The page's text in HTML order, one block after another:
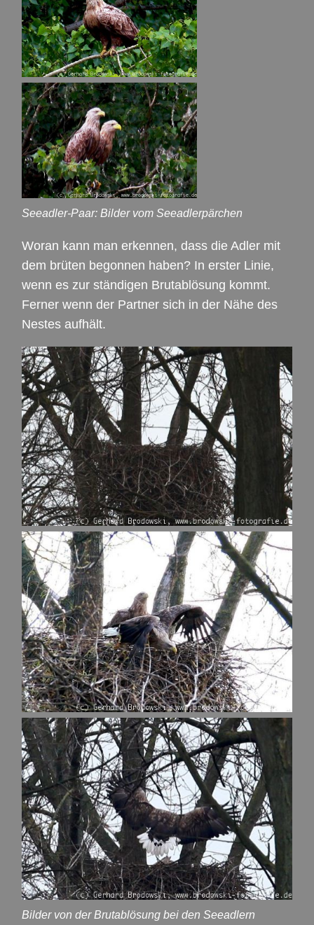
Seeadler-Paar: Bilder vom Seeadlerpärchen
Woran kann man erkennen, dass die Adler mit
dem brüten begonnen haben? In erster Linie,
wenn es zur ständigen Brutablösung kommt.
Ferner wenn der Partner sich in der Nähe des
Nestes aufhält.
Bilder von der Brutablösung bei den Seeadlern